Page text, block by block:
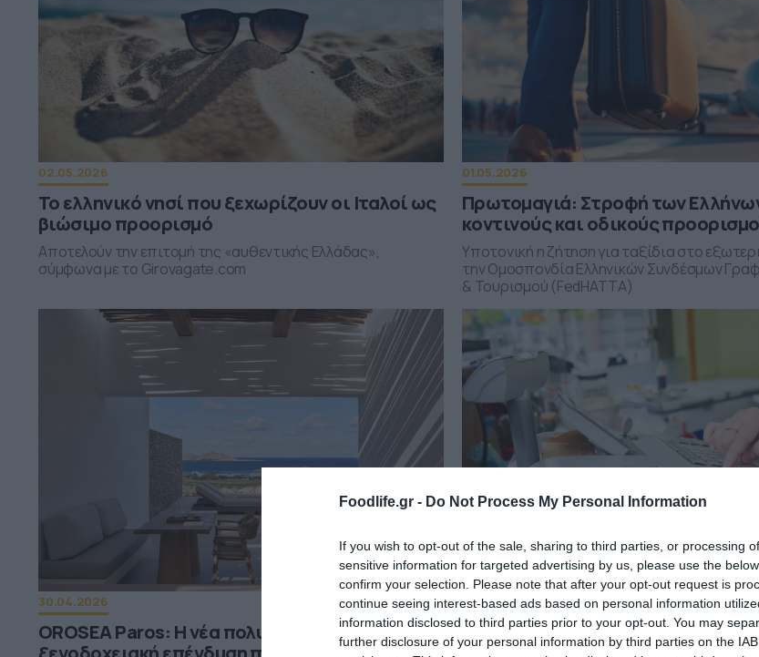
Foodlife.gr - Do Not Process My Personal Information
If you wish to opt-out of the sale, sharing to third parties, or processing
sensitive information for targeted advertising by us, please use the
confirm your selection. Please note that after your opt-out request is
continue seeing interest-based ads based on personal information
information disclosed to third parties prior to your opt-out. You may
further disclosure of your personal information by third parties on the
02.05.2026
Το ελληνικό νησί που ξεχωρίζουν οι Ιταλοί ως
βιώσιμο προορισμό
Αποτελούν την επιτομή της «αυθεντικής Ελλάδας»,
σύμφωνα με το Girovagate.com
01.05.2026
Πρωτομαγιά: Στροφή των
κοντινούς και οδικούς
Υποτονική η ζήτηση για ταξίδια στο
την Ομοσπονδία Ελληνικών Συνδέσμων
& Τουρισμού (FedHATTA)
30.04.2026
OROSEA Paros: Η νέα πολυτελής ελληνική
26.04.2026
Το 20% των φορολογικών